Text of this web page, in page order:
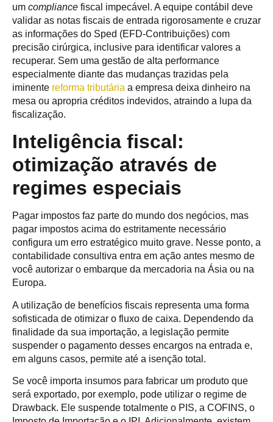
um compliance fiscal impecável. A equipe contábil deve
validar as notas fiscais de entrada rigorosamente e cruzar
as informações do Sped (EFD-Contribuições) com
precisão cirúrgica, inclusive para identificar valores a
recuperar. Sem uma gestão de alta performance
especialmente diante das mudanças trazidas pela
iminente reforma tributária a empresa deixa dinheiro na
mesa ou apropria créditos indevidos, atraindo a lupa da
fiscalização.
Inteligência fiscal:
otimização através de
regimes especiais
Pagar impostos faz parte do mundo dos negócios, mas
pagar impostos acima do estritamente necessário
configura um erro estratégico muito grave. Nesse ponto, a
contabilidade consultiva entra em ação antes mesmo de
você autorizar o embarque da mercadoria na Ásia ou na
Europa.
A utilização de benefícios fiscais representa uma forma
sofisticada de otimizar o fluxo de caixa. Dependendo da
finalidade da sua importação, a legislação permite
suspender o pagamento desses encargos na entrada e,
em alguns casos, permite até a isenção total.
Se você importa insumos para fabricar um produto que
será exportado, por exemplo, pode utilizar o regime de
Drawback. Ele suspende totalmente o PIS, a COFINS, o